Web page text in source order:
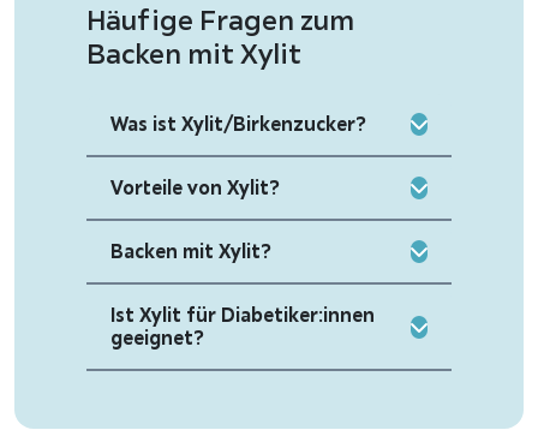
Häufige Fragen zum
Backen mit Xylit
Was ist Xylit/Birkenzucker?
Vorteile von Xylit?
Backen mit Xylit?
Ist Xylit für Diabetiker:innen
geeignet?